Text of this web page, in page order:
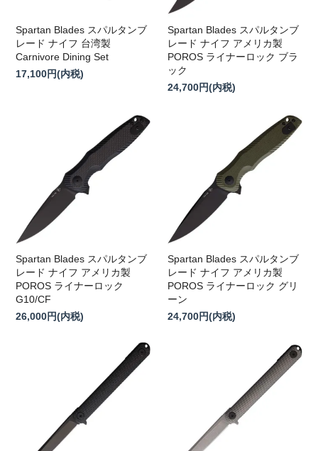
Spartan Blades スパルタンブ
レード ナイフ 台湾製
Carnivore Dining Set
17,100円(内税)
Spartan Blades スパルタンブ
レード ナイフ アメリカ製
POROS ライナーロック ブラ
ック
24,700円(内税)
Spartan Blades スパルタンブ
レード ナイフ アメリカ製
POROS ライナーロック
G10/CF
26,000円(内税)
Spartan Blades スパルタンブ
レード ナイフ アメリカ製
POROS ライナーロック グリ
ーン
24,700円(内税)